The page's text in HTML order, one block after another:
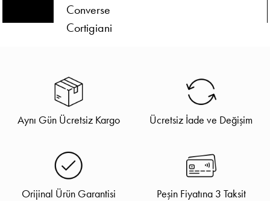
Converse
Cortigiani
Aynı Gün Ücretsiz Kargo Ücretsiz İade ve Değişim
Orijinal Ürün Garantisi Peşin Fiyatına 3 Taksit